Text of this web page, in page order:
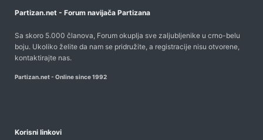
Partizan.net - Forum navijača Partizana
Sa skoro 5.000 članova, Forum okuplja sve zaljubljenike u crno-belu
boju. Ukoliko želite da nam se pridružite, a registracije nisu otvorene,
kontaktirajte nas.
Partizan.net - Online since 1992
Korisni linkovi